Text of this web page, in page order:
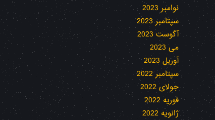
نوامبر 2023
سپتامبر 2023
آگوست 2023
می 2023
آوریل 2023
سپتامبر 2022
جولای 2022
فوریه 2022
ژانویه 2022